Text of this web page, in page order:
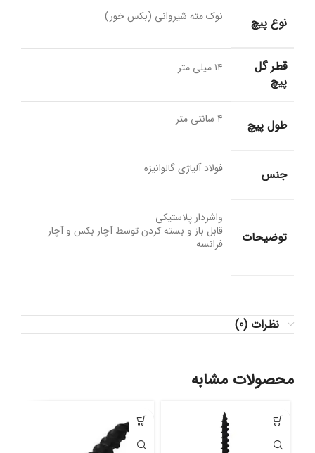
نوع پیچ
نوک مته شیروانی (بکس خور)
قطر گل
پیچ
۱۴ میلی متر
طول پیچ ۴ سانتی متر
جنس فولاد آلیاژی گالوانیزه
توضیحات
واشردار پلاستیکی
قابل باز و بسته کردن توسط آچار بکس و آچار
فرانسه
نظرات (0)
محصولات مشابه